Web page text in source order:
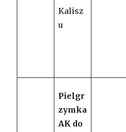
Kalisz
u
Pielgr
zymka
AK do